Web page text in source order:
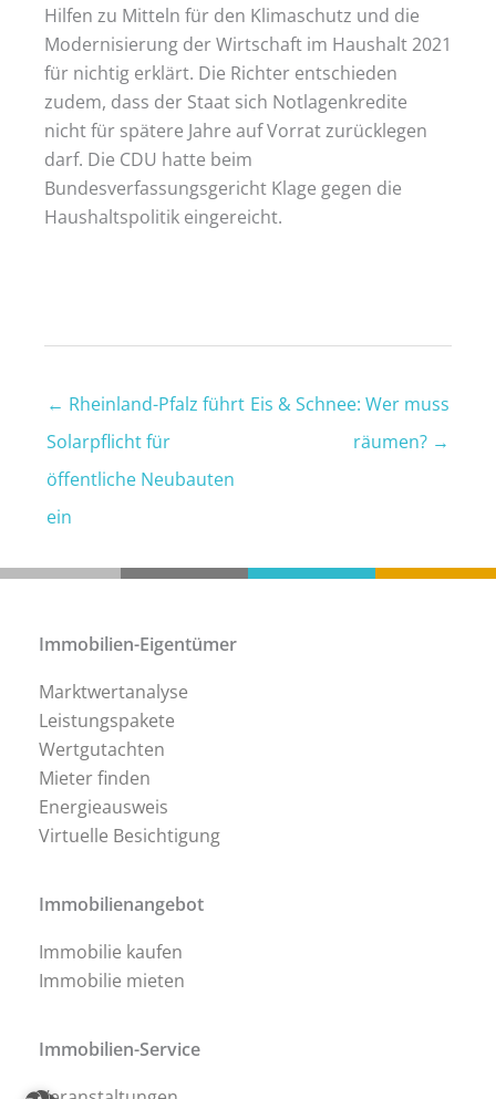
Hilfen zu Mitteln für den Klimaschutz und die
Modernisierung der Wirtschaft im Haushalt 2021
für nichtig erklärt. Die Richter entschieden
zudem, dass der Staat sich Notlagenkredite
nicht für spätere Jahre auf Vorrat zurücklegen
darf. Die CDU hatte beim
Bundesverfassungsgericht Klage gegen die
Haushaltspolitik eingereicht.
← Rheinland-Pfalz führt
Solarpflicht für
öffentliche Neubauten
ein
Eis & Schnee: Wer muss
räumen? →
Immobilien-Eigentümer
Marktwertanalyse
Leistungspakete
Wertgutachten
Mieter finden
Energieausweis
Virtuelle Besichtigung
Immobilienangebot
Immobilie kaufen
Immobilie mieten
Immobilien-Service